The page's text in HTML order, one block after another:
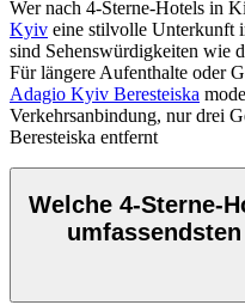
Wer nach 4-Sterne-Hotels in
Kyiv eine stilvolle Unterkunft
sind Sehenswürdigkeiten wie
Für längere Aufenthalte oder
Adagio Kyiv Beresteiska
Verkehrsanbindung, nur drei
Beresteiska entfernt
Welche 4-Sterne-